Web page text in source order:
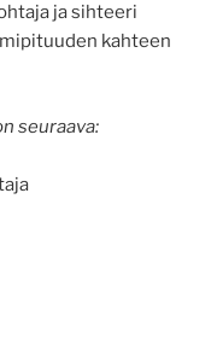
ja sihteeri
kahteen
seuraava: